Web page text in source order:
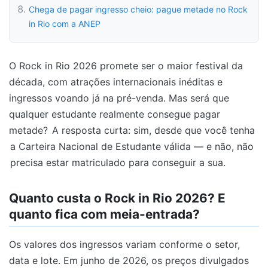
Chega de pagar ingresso cheio: pague metade no Rock
in Rio com a ANEP
O Rock in Rio 2026 promete ser o maior festival da
década, com atrações internacionais inéditas e
ingressos voando já na pré-venda. Mas será que
qualquer estudante realmente consegue pagar
metade? A resposta curta: sim, desde que você tenha
a Carteira Nacional de Estudante válida — e não, não
precisa estar matriculado para conseguir a sua.
Quanto custa o Rock in Rio 2026? E
quanto fica com meia-entrada?
Os valores dos ingressos variam conforme o setor,
data e lote. Em junho de 2026, os preços divulgados